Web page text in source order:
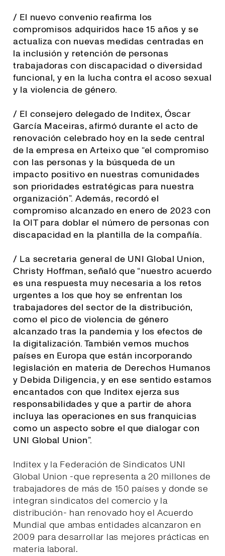
/ El nuevo convenio reafirma los
compromisos adquiridos hace 15 años y se
actualiza con nuevas medidas centradas en
la inclusión y retención de personas
trabajadoras con discapacidad o diversidad
funcional, y en la lucha contra el acoso sexual
y la violencia de género.
/ El consejero delegado de Inditex, Óscar
García Maceiras, afirmó durante el acto de
renovación celebrado hoy en la sede central
de la empresa en Arteixo que “el compromiso
con las personas y la búsqueda de un
impacto positivo en nuestras comunidades
son prioridades estratégicas para nuestra
organización”. Además, recordó el
compromiso alcanzado en enero de 2023 con
la OIT para doblar el número de personas con
discapacidad en la plantilla de la compañía.
/ La secretaria general de UNI Global Union,
Christy Hoffman, señaló que “nuestro acuerdo
es una respuesta muy necesaria a los retos
urgentes a los que hoy se enfrentan los
trabajadores del sector de la distribución,
como el pico de violencia de género
alcanzado tras la pandemia y los efectos de
la digitalización. También vemos muchos
países en Europa que están incorporando
legislación en materia de Derechos Humanos
y Debida Diligencia, y en ese sentido estamos
encantados con que Inditex ejerza sus
responsabilidades y que a partir de ahora
incluya las operaciones en sus franquicias
como un aspecto sobre el que dialogar con
UNI Global Union”.
Inditex y la Federación de Sindicatos UNI
Global Union -que representa a 20 millones de
trabajadores de más de 150 países y donde se
integran sindicatos del comercio y la
distribución- han renovado hoy el Acuerdo
Mundial que ambas entidades alcanzaron en
2009 para desarrollar las mejores prácticas en
materia laboral.